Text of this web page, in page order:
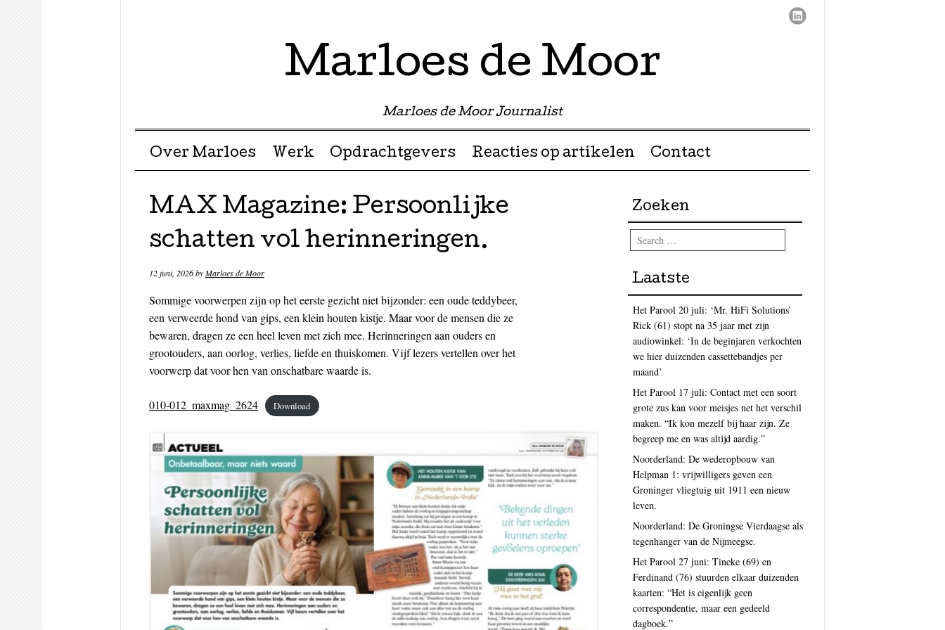
Marloes de Moor
Marloes de Moor Journalist
Menu ☰
Skip to content
Over Marloes Werk Opdrachtgevers Reacties op artikelen Contact
MAX Magazine: Persoonlijke
schatten vol herinneringen.
12 juni, 2026byMarloes de Moor
Sommige voorwerpen zijn op het eerste gezicht niet bijzonder: een oude teddybeer,
een verweerde hond van gips, een klein houten kistje. Maar voor de mensen die ze
bewaren, dragen ze een heel leven met zich mee. Herinneringen aan ouders en
grootouders, aan oorlog, verlies, liefde en thuiskomen. Vijf lezers vertellen over het
voorwerp dat voor hen van onschatbare waarde is.
010-012_maxmag_2624 Download
Zoeken
Search
Laatste
Het Parool 20 juli: ‘Mr. HiFi Solutions’
Rick (61) stopt na 35 jaar met zijn
audiowinkel: ‘In de beginjaren verkochten
we hier duizenden cassettebandjes per
maand’
Het Parool 17 juli: Contact met een soort
grote zus kan voor meisjes net het verschil
maken. “Ik kon mezelf bij haar zijn. Ze
begreep me en was altijd aardig.”
Noorderland: De wederopbouw van
Helpman 1: vrijwilligers geven een
Groninger vliegtuig uit 1911 een nieuw
leven.
Noorderland: De Groningse Vierdaagse als
tegenhanger van de Nijmeegse.
Het Parool 27 juni: Tineke (69) en
Ferdinand (76) stuurden elkaar duizenden
kaarten: “Het is eigenlijk geen
correspondentie, maar een gedeeld
dagboek.”